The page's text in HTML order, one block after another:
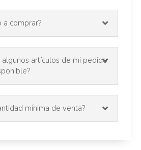
a comprar?
algunos artículos de mi pedido
mínima de venta?